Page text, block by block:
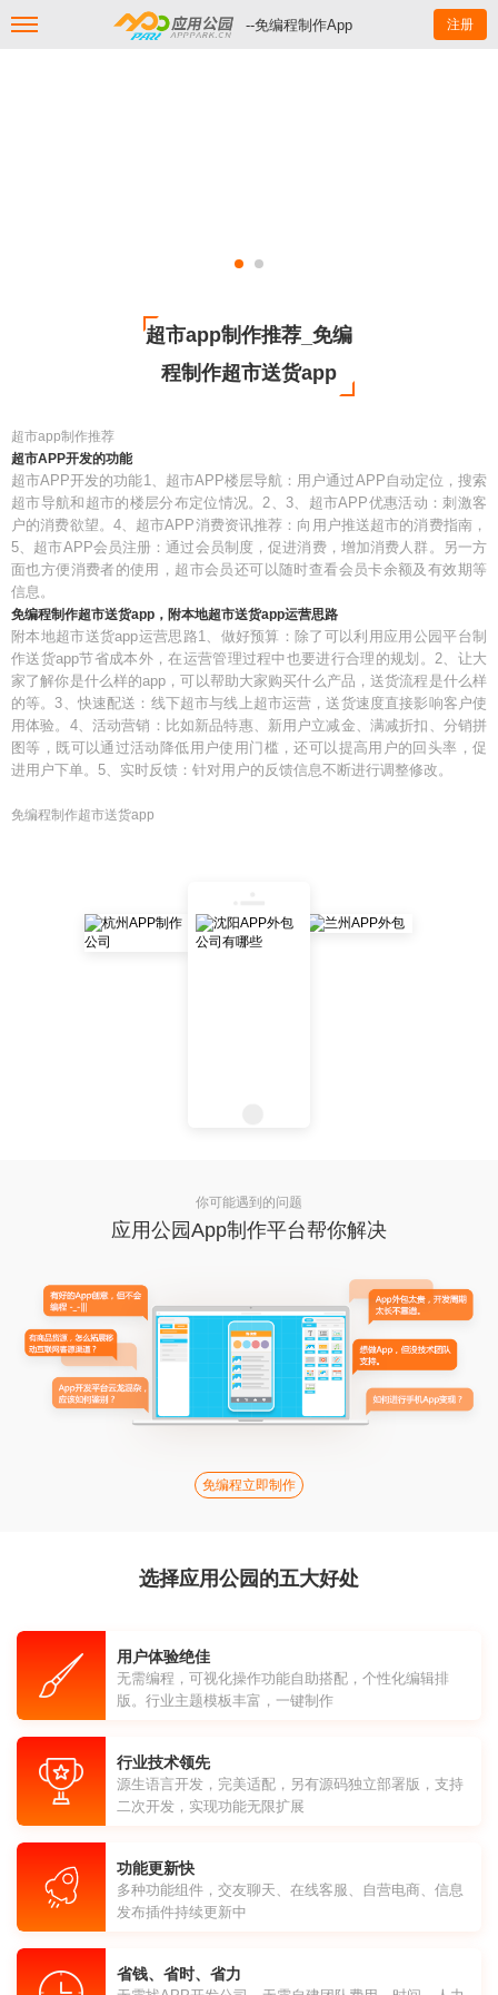
--免编程制作App 注册
超市app制作推荐_免编
程制作超市送货app
超市app制作推荐
超市APP开发的功能
超市APP开发的功能1、超市APP楼层导航：用户通过APP自动定位，搜索
超市导航和超市的楼层分布定位情况。2、3、超市APP优惠活动：刺激客
户的消费欲望。4、超市APP消费资讯推荐：向用户推送超市的消费指南，
5、超市APP会员注册：通过会员制度，促进消费，增加消费人群。另一方
面也方便消费者的使用，超市会员还可以随时查看会员卡余额及有效期等
信息。
免编程制作超市送货app，附本地超市送货app运营思路
附本地超市送货app运营思路1、做好预算：除了可以利用应用公园平台制
作送货app节省成本外，在运营管理过程中也要进行合理的规划。2、让大
家了解你是什么样的app，可以帮助大家购买什么产品，送货流程是什么样
的等。3、快速配送：线下超市与线上超市运营，送货速度直接影响客户使
用体验。4、活动营销：比如新品特惠、新用户立减金、满减折扣、分销拼
图等，既可以通过活动降低用户使用门槛，还可以提高用户的回头率，促
进用户下单。5、实时反馈：针对用户的反馈信息不断进行调整修改。
免编程制作超市送货app
你可能遇到的问题
应用公园App制作平台帮你解决
免编程立即制作
选择应用公园的五大好处
用户体验绝佳
无需编程，可视化操作功能自助搭配，个性化编辑排
版。行业主题模板丰富，一键制作
行业技术领先
源生语言开发，完美适配，另有源码独立部署版，支持
二次开发，实现功能无限扩展
功能更新快
多种功能组件，交友聊天、在线客服、自营电商、信息
发布插件持续更新中
省钱、省时、省力